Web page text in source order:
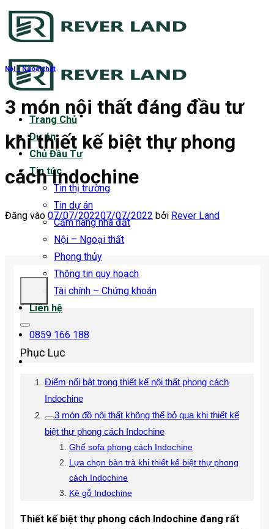
Bỏ
qua
dung
Trang Chủ
Dự án
Chủ Đầu Tư
Tin tức
Tin thị trường
Tin dự án
Cẩm nang nhà đất
Nội – Ngoại thất
Phong thủy
Thông tin quy hoạch
Tài chính – Chứng khoán
Liên hệ
0859 166 188
Nội - Ngoại thất
3 món nội thất đáng đầu tư
khi thiết kế biệt thự phong
cách Indochine
Đăng vào 07/07/202207/07/2022 bởi Rever Land
Phục Lục
Điểm nổi bật trong thiết kế nội thất phong cách
Indochine
3 món đồ nội thất không thể bỏ qua khi thiết kế
biệt thự phong cách Indochine
Ghế sofa phong cách Indochine
Lựa chọn bàn trà khi thiết kế biệt thự phong
cách Indochine
Kệ gỗ Indochine
Thiết kế biệt thự phong cách Indochine đang rất